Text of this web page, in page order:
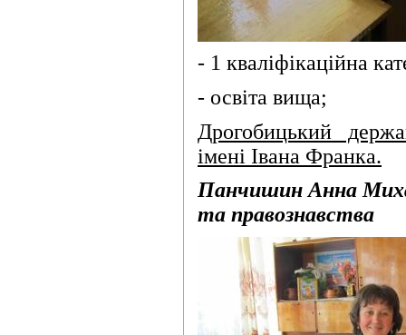
- 1 кваліфікаційна
- освіта вища;
Дрогобицький
імені Івана Франка.
Панчишин Анна
та правознавства